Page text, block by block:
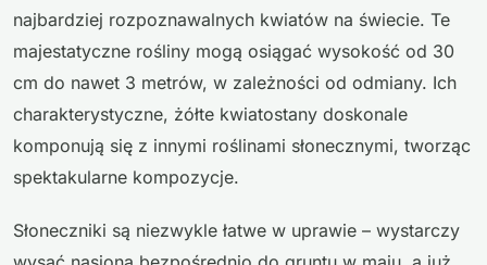
najbardziej rozpoznawalnych kwiatów na świecie. Te
majestatyczne rośliny mogą osiągać wysokość od 30
cm do nawet 3 metrów, w zależności od odmiany. Ich
charakterystyczne, żółte kwiatostany doskonale
komponują się z innymi roślinami słonecznymi, tworząc
spektakularne kompozycje.
Słoneczniki są niezwykle łatwe w uprawie – wystarczy